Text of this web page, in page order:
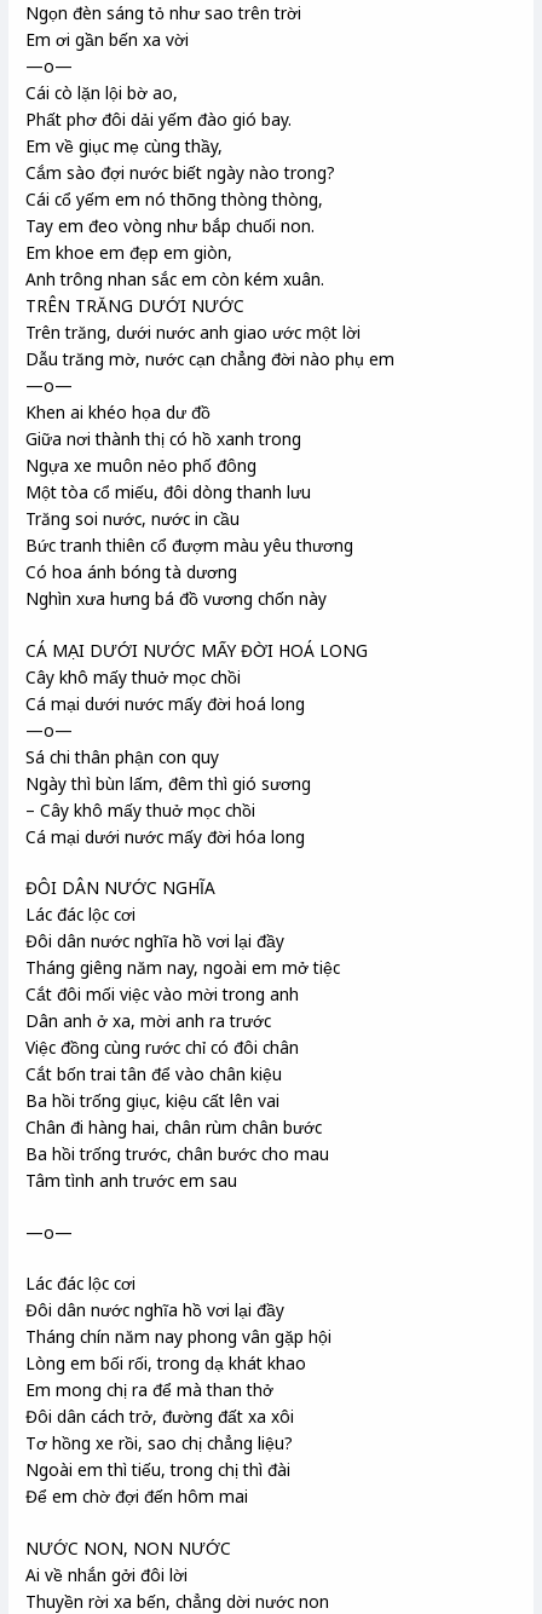
Ngọn đèn sáng tỏ như sao trên trời
Em ơi gần bến xa vời
—o—
Cái cò lặn lội bờ ao,
Phất phơ đôi dải yếm đào gió bay.
Em về giục mẹ cùng thầy,
Cắm sào đợi nước biết ngày nào trong?
Cái cổ yếm em nó thõng thòng thòng,
Tay em đeo vòng như bắp chuối non.
Em khoe em đẹp em giòn,
Anh trông nhan sắc em còn kém xuân.
TRÊN TRĂNG DƯỚI NƯỚC
Trên trăng, dưới nước anh giao ước một lời
Dẫu trăng mờ, nước cạn chẳng đời nào phụ em
—o—
Khen ai khéo họa dư đồ
Giữa nơi thành thị có hồ xanh trong
Ngựa xe muôn nẻo phố đông
Một tòa cổ miếu, đôi dòng thanh lưu
Trăng soi nước, nước in cầu
Bức tranh thiên cổ đượm màu yêu thương
Có hoa ánh bóng tà dương
Nghìn xưa hưng bá đồ vương chốn này
CÁ MẠI DƯỚI NƯỚC MẤY ĐỜI HOÁ LONG
Cây khô mấy thuở mọc chồi
Cá mại dưới nước mấy đời hoá long
—o—
Sá chi thân phận con quy
Ngày thì bùn lấm, đêm thì gió sương
– Cây khô mấy thuở mọc chồi
Cá mại dưới nước mấy đời hóa long
ĐÔI DÂN NƯỚC NGHĨA
Lác đác lộc cơi
Đôi dân nước nghĩa hồ vơi lại đầy
Tháng giêng năm nay, ngoài em mở tiệc
Cắt đôi mối việc vào mời trong anh
Dân anh ở xa, mời anh ra trước
Việc đồng cùng rước chỉ có đôi chân
Cắt bốn trai tân để vào chân kiệu
Ba hồi trống giục, kiệu cất lên vai
Chân đi hàng hai, chân rùm chân bước
Ba hồi trống trước, chân bước cho mau
Tâm tình anh trước em sau
—o—
Lác đác lộc cơi
Đôi dân nước nghĩa hồ vơi lại đầy
Tháng chín năm nay phong vân gặp hội
Lòng em bối rối, trong dạ khát khao
Em mong chị ra để mà than thở
Đôi dân cách trở, đường đất xa xôi
Tơ hồng xe rồi, sao chị chẳng liệu?
Ngoài em thì tiếu, trong chị thì đài
Để em chờ đợi đến hôm mai
NƯỚC NON, NON NƯỚC
Ai về nhắn gởi đôi lời
Thuyền rời xa bến, chẳng dời nước non